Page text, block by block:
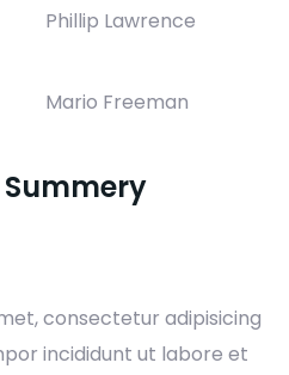
Phillip Lawrence
Mario Freeman
consectetur adipisicing
incididunt ut labore et